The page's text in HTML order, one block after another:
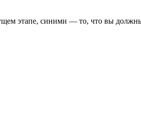
этапе, синими — то, что вы